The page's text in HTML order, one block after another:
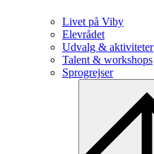
Livet på Viby
Elevrådet
Udvalg & aktiviteter
Talent & workshops
Sprogrejser